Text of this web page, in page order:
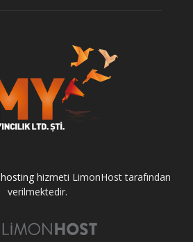
hosting hizmeti LimonHost tarafından
verilmektedir.